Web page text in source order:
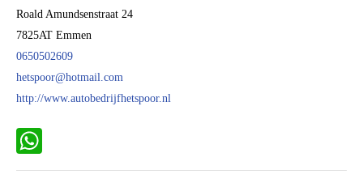
Aantal cilinders
Kleur
Motorrijtuigenbelasting
Gewicht (leeg)
Aandrijving
Roald Amundsenstraat 24
7825AT Emmen
0650502609
hetspoor@hotmail.com
http://www.autobedrijfhetspoor.nl